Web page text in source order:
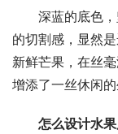
深蓝的底色，
的切割感，显然
新鲜芒果，在丝
增添了一丝休闲的
怎么设计水